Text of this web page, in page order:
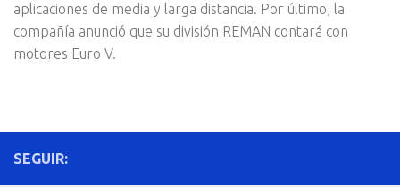
aplicaciones de media y larga distancia. Por último, la
compañía anunció que su división REMAN contará con
motores Euro V.
SEGUIR: